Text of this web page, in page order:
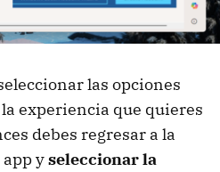
las opciones
experiencia que quieres
debes regresar a la
yseleccionar la